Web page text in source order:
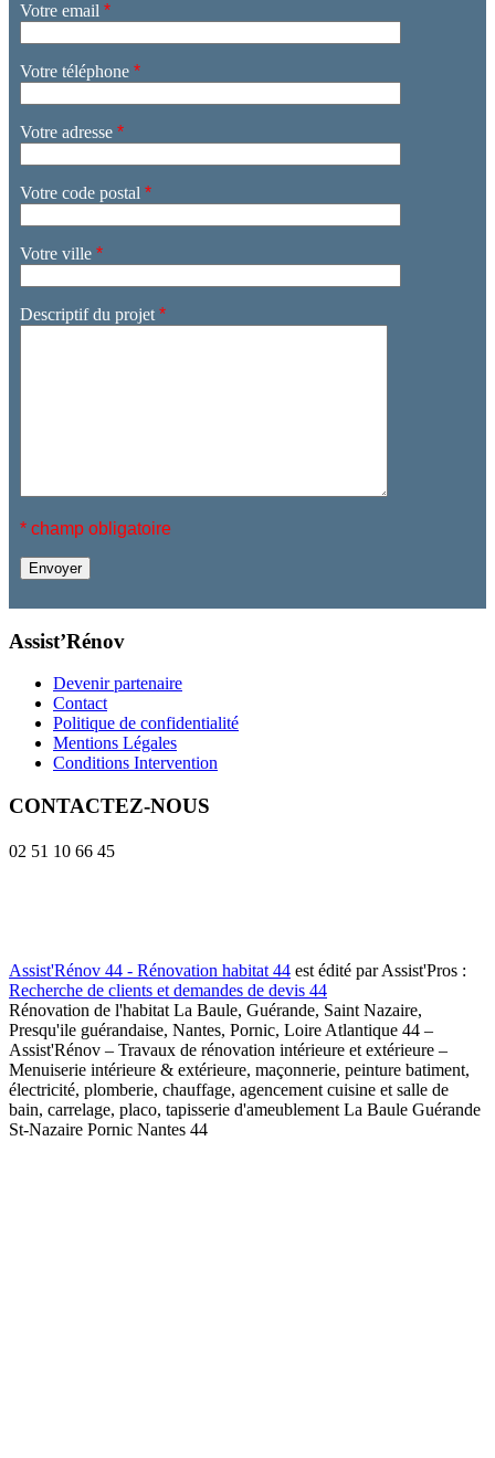
Votre email *
Votre téléphone *
Votre adresse *
Votre code postal *
Votre ville *
Descriptif du projet *
* champ obligatoire
Assist’Rénov
Devenir partenaire
Contact
Politique de confidentialité
Mentions Légales
Conditions Intervention
CONTACTEZ-NOUS
02 51 10 66 45
Assist'Rénov 44 - Rénovation habitat 44 est édité par Assist'Pros :
Recherche de clients et demandes de devis 44
Rénovation de l'habitat La Baule, Guérande, Saint Nazaire,
Presqu'ile guérandaise, Nantes, Pornic, Loire Atlantique 44 –
Assist'Rénov – Travaux de rénovation intérieure et extérieure –
Menuiserie intérieure & extérieure, maçonnerie, peinture batiment,
électricité, plomberie, chauffage, agencement cuisine et salle de
bain, carrelage, placo, tapisserie d'ameublement La Baule Guérande
St-Nazaire Pornic Nantes 44